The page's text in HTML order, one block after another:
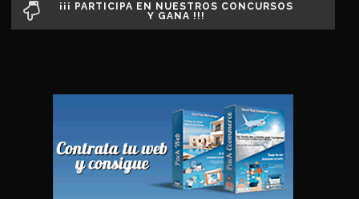
¡¡¡ PARTICIPA EN NUESTROS CONCURSOS
Y GANA !!!